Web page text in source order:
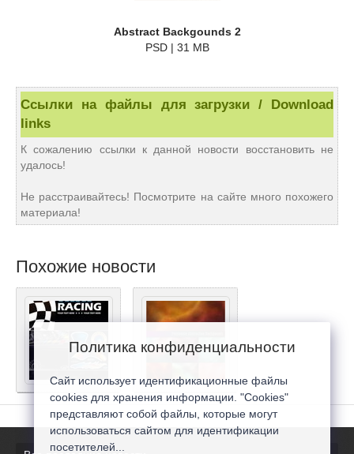
Abstract Backgounds 2
PSD | 31 MB
Ссылки на файлы для загрузки / Download
links
К сожалению ссылки к данной новости восстановить не
удалось!
Не расстраивайтесь! Посмотрите на сайте много похожего
материала!
Похожие новости
Политика конфиденциальности
Сайт использует идентификационные файлы
cookies для хранения информации. "Cookies"
представляют собой файлы, которые могут
использоваться сайтом для идентификации
посетителей...